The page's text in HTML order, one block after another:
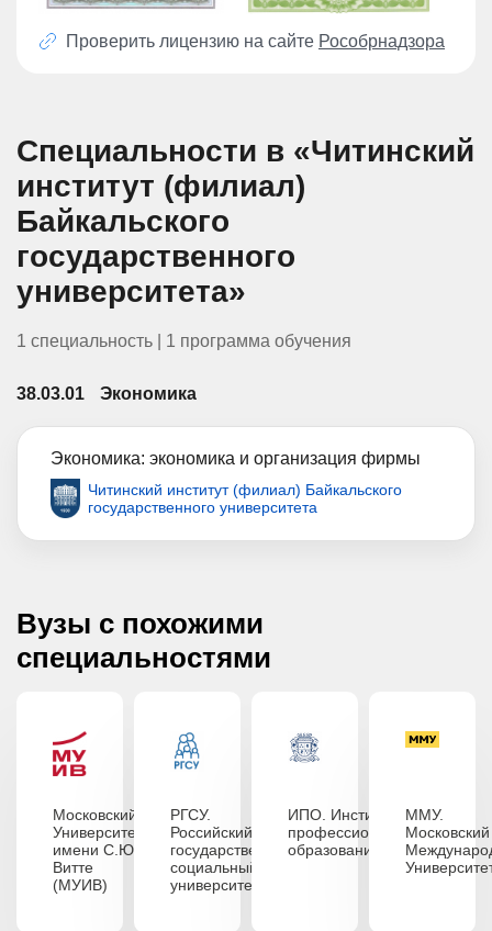
Проверить лицензию на сайте Рособрнадзора
Специальности в «Читинский
институт (филиал)
Байкальского
государственного
университета»
1 специальность | 1 программа обучения
38.03.01 Экономика
Экономика: экономика и организация фирмы
Читинский институт (филиал) Байкальского
государственного университета
Вузы с похожими
специальностями
Московский
Университет
имени С.Ю.
Витте
(МУИВ)
РГСУ.
Российский
государственный
социальный
университет
ИПО. Институт
профессионального
образования
ММУ.
Московский